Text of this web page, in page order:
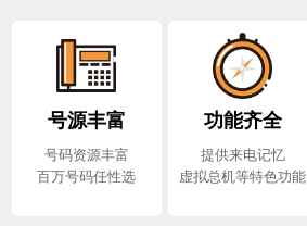
号源丰富
号码资源丰富
百万号码任性选
功能齐全
提供来电记忆
虚拟总机等特色功能